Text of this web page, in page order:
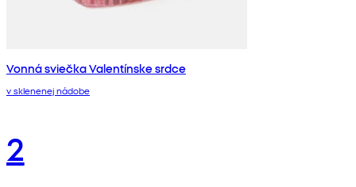
Vonná sviečka Valentínske srdce
v sklenenej nádobe
2